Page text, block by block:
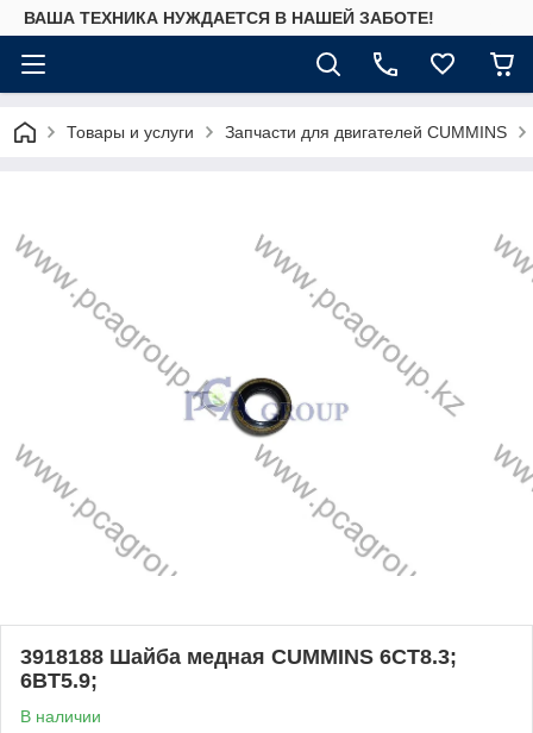
ВАША ТЕХНИКА НУЖДАЕТСЯ В НАШЕЙ ЗАБОТЕ!
Товары и услуги Запчасти для двигателей CUMMINS
3918188 Шайба медная CUMMINS 6CT8.3;
6BT5.9;
В наличии